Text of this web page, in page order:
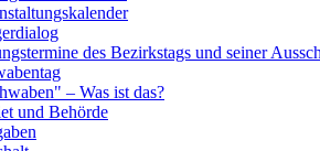
des Bezirkstags und seiner
– Was ist das?
und Behörde